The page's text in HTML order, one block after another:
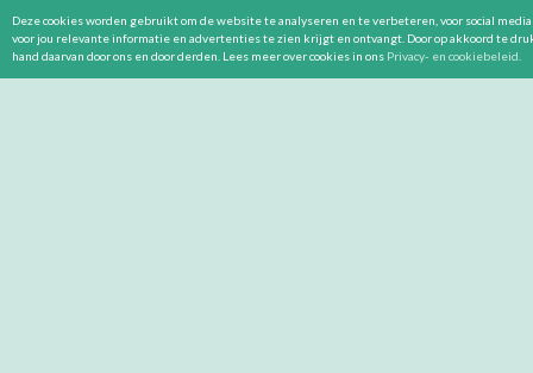
Deze cookies worden gebruikt om de website te analyseren en te verbeteren, voor social
voor jou relevante informatie en advertenties te zien krijgt en ontvangt. Door op akkoord te
hand daarvan door ons en door derden. Lees meer over cookies in ons Privacy- en cookiebeleid